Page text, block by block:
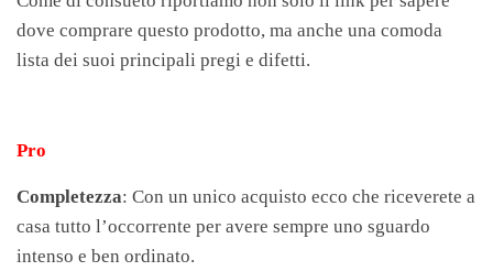
dove comprare questo prodotto, ma anche una comoda
lista dei suoi principali pregi e difetti.
Pro
Completezza: Con un unico acquisto ecco che riceverete a
casa tutto l’occorrente per avere sempre uno sguardo
intenso e ben ordinato.